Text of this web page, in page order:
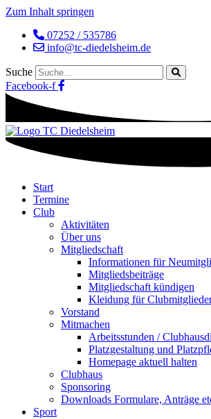
Zum Inhalt springen
07252 / 535786
info@tc-diedelsheim.de
Suche
Facebook-f
Start
Termine
Club
Aktivitäten
Über uns
Mitgliedschaft
Informationen für
Mitgliedsbeiträge
Mitgliedschaft kündigen
Kleidung für
Vorstand
Mitmachen
Arbeitsstunden /
Platzgestaltung und
Homepage aktuell halten
Clubhaus
Sponsoring
Downloads Formulare, Anträge
Sport